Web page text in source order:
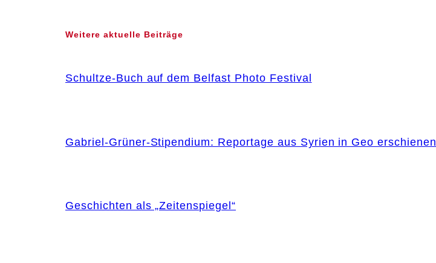
Weitere aktuelle Beiträge
Schultze-Buch auf dem Belfast Photo Festival
Gabriel-Grüner-Stipendium: Reportage aus Syrien in Geo erschienen
Geschichten als „Zeitenspiegel“